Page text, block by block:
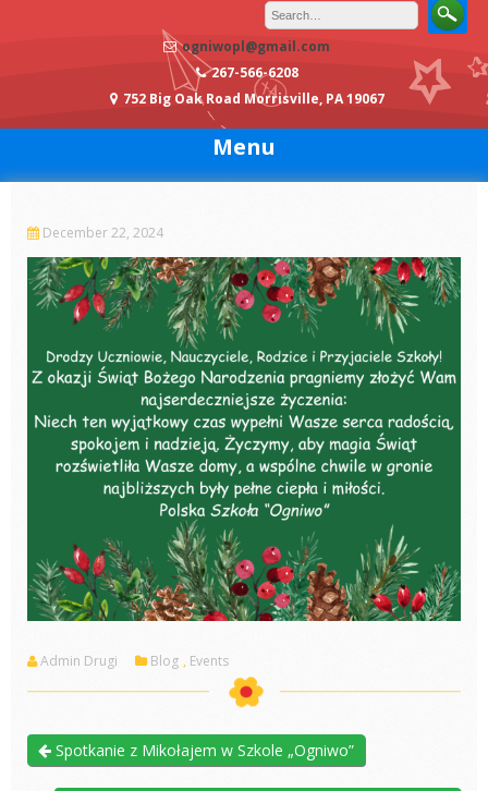
ogniwopl@gmail.com
267-566-6208
752 Big Oak Road Morrisville, PA 19067
Menu
December 22, 2024
Admin Drugi Blog , Events
Spotkanie z Mikołajem w Szkole „Ogniwo”